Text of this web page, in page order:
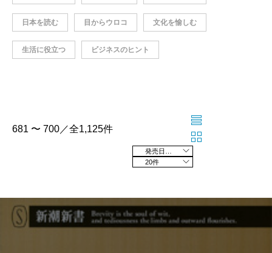
日本を読む 目からウロコ 文化を愉しむ
生活に役立つ ビジネスのヒント
681 〜 700／全1,125件
20件